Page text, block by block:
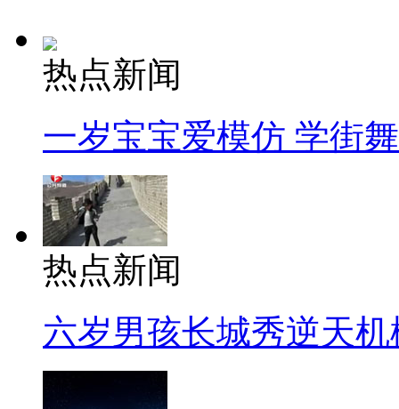
热点新闻
一岁宝宝爱模仿 学街
热点新闻
六岁男孩长城秀逆天机